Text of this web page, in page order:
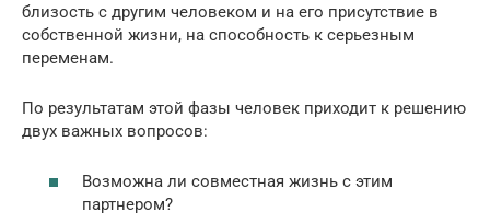
близость с другим человеком и на его присутствие в
собственной жизни, на способность к серьезным
переменам.
По результатам этой фазы человек приходит к решению
двух важных вопросов:
Возможна ли совместная жизнь с этим
партнером?